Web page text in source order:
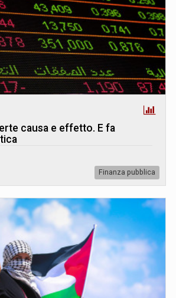
causa e effetto. E fa
Finanza pubblica